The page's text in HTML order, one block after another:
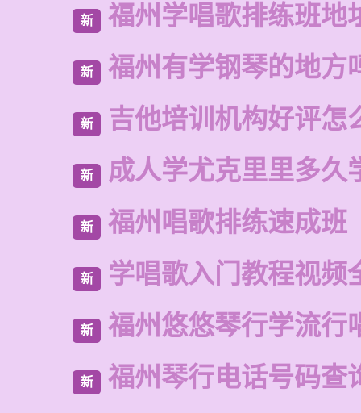
新 福州学唱歌排练班地
新 福州有学钢琴的地方
新 吉他培训机构好评怎
新 成人学尤克里里多久
新 福州唱歌排练速成班
新 学唱歌入门教程视频
新 福州悠悠琴行学流行
新 福州琴行电话号码查